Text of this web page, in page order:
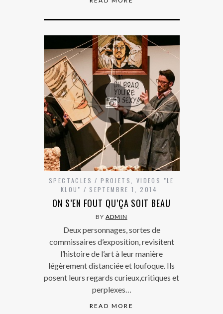
SPECTACLES / PROJETS
VIDEOS "LE
KLOU"
SEPTEMBRE 1, 2014
ON S’EN FOUT QU’ÇA SOIT BEAU
BYADMIN
Deux personnages, sortes de
commissaires d’exposition, revisitent
l’histoire de l’art à leur manière
légèrement distanciée et loufoque. Ils
posent leurs regards curieux,critiques et
perplexes…
READ MORE